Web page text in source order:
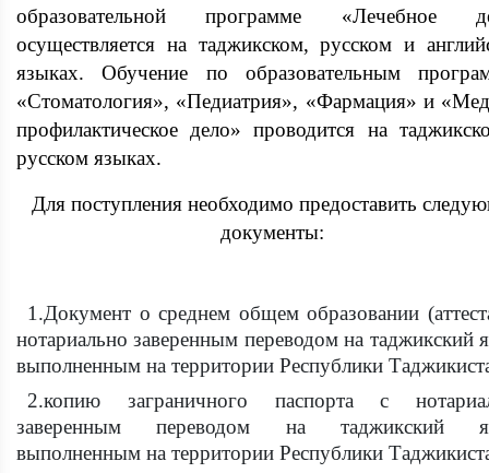
образовательной программе «Лечебное
осуществляется на таджикском, русском и
языках. Обучение по образовательным
«Стоматология», «Педиатрия», «Фармация» и
профилактическое дело» проводится на
русском языках.
Для поступления необходимо предоставить
документы:
1.Документ о среднем общем образовании
нотариально заверенным переводом на таджикский
выполненным на территории Республики
2.копию заграничного паспорта с
заверенным переводом на таджикский
выполненным на территории Республики